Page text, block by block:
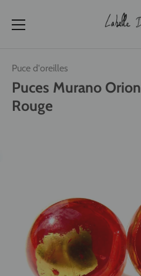
contenu
Puce d'oreilles
Puces Murano Orion
Rouge